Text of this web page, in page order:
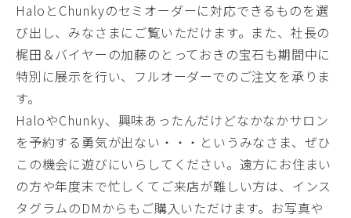
HaloとChunkyのセミオーダーに対応できるものを選
び出し、みなさまにご覧いただけます。また、社長の
梶田＆バイヤーの加藤のとっておきの宝石も期間中に
特別に展示を行い、フルオーダーでのご注文を承りま
す。
HaloやChunky、興味あったんだけどなかなかサロン
を予約する勇気が出ない・・・というみなさま、ぜひ
この機会に遊びにいらしてください。遠方にお住まい
の方や年度末で忙しくてご来店が難しい方は、インス
タグラムのDMからもご購入いただけます。お写真や